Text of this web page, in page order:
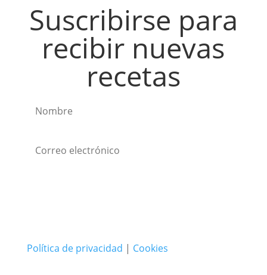
Suscribirse para
recibir nuevas
recetas
Política de privacidad | Cookies